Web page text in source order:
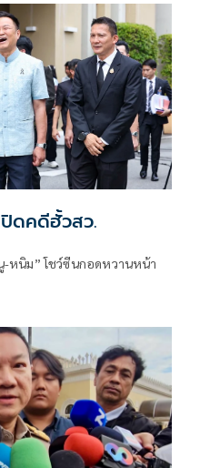
ทินปึ้ก! ส.ค.ปิดคดีฮั้วสว.
-หนิม” โชว์ซีนกอดหวานหน้า